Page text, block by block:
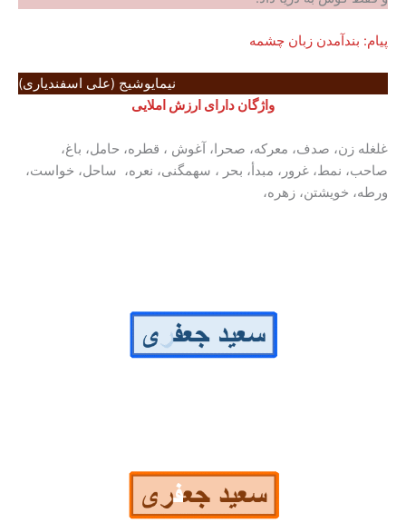
پیام: بندآمدن زبان چشمه
نیمایوشیج (علی اسفندیاری)
واژگان دارای ارزش املایی
غلغله زن، صدف، معرکه، صحرا، آغوش ، قطره، حامل، باغ،
صاحب، نمط، غرور، مبدأ، بحر ، سهمگنی، نعره، ساحل، خواست،
ورطه، خویشتن، زهره،